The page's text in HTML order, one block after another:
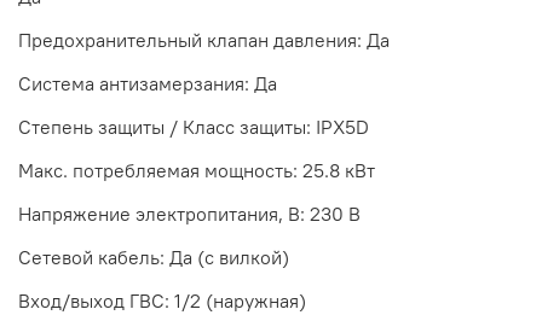
Предохранительный клапан давления: Да
Система антизамерзания: Да
Степень защиты / Класс защиты: IPX5D
Макс. потребляемая мощность: 25.8 кВт
Напряжение электропитания, В: 230 В
Сетевой кабель: Да (с вилкой)
Вход/выход ГВС: 1/2 (наружная)